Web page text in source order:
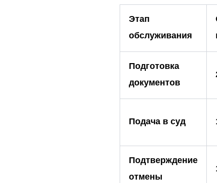
Этап
обслуживания
Подготовка
документов
Подача в суд
Подтверждение
отмены